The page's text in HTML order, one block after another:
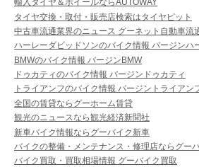
輸入タイヤ＆ホイールならAUTOWAY
タイヤ交換・取付・販売店検索はタイヤピット
中古車流通業界のニュース グーネット自動車流
ハーレーダビッドソンのバイク情報 バージンハ
BMWのバイク情報 バージンBMW
ドゥカティのバイク情報 バージンドゥカティ
トライアンフのバイク情報 バージントライアン
全国の賃貸ならグーホーム賃貸
観光のニュースなら観光経済新聞社
新車バイク情報ならグーバイク新車
バイクの整備・メンテナンス・修理店ならグー
バイク買取・買取相場情報 グーバイク買取